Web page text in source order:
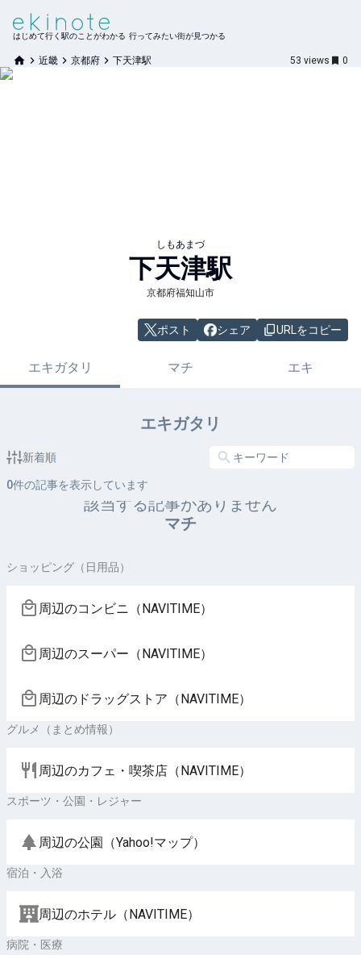
はじめて行く駅のことがわかる 行ってみたい街が見つかる
近畿 京都府 下天津駅 53 views 0
しもあまづ
下天津駅
京都府福知山市
ポスト シェア URLをコピー
エキガタリ マチ エキ
エキガタリ
新着順
0件の記事を表示しています
該当する記事がありません
マチ
ショッピング（日用品）
周辺のコンビニ（NAVITIME）
周辺のスーパー（NAVITIME）
周辺のドラッグストア（NAVITIME）
グルメ（まとめ情報）
周辺のカフェ・喫茶店（NAVITIME）
スポーツ・公園・レジャー
周辺の公園（Yahoo!マップ）
宿泊・入浴
周辺のホテル（NAVITIME）
病院・医療